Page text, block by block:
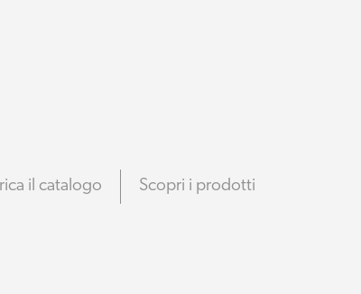
il catalogo Scopri i prodotti